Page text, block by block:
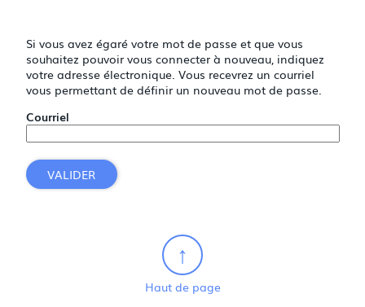
Si vous avez égaré votre mot de passe et que vous
souhaitez pouvoir vous connecter à nouveau, indiquez
votre adresse électronique. Vous recevrez un courriel
vous permettant de définir un nouveau mot de passe.
Courriel
VALIDER
Haut de page